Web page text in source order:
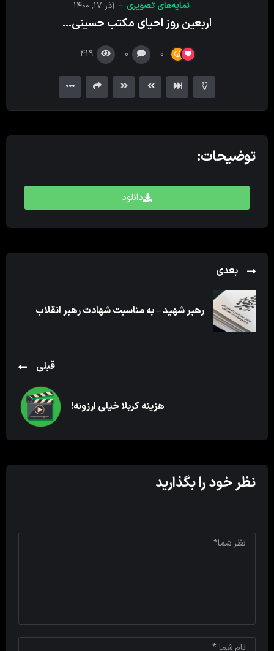
نمایه‌های تصویری آذر ۱۷, ۱۴۰۰
اربعین روز احیای مکتب حسینی…
0
0
419
توضیحات:
دانلود
بعدی
رهبر شهید – به مناسبت شهادت رهبر انقلاب
قبلی
هزینه کربلا خیلی ارزونه!
نظر خود را بگذارید